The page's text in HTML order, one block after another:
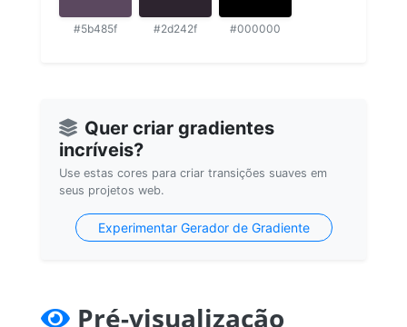
#5b485f #2d242f #000000
Quer criar gradientes
incríveis?
Use estas cores para criar transições suaves em
seus projetos web.
Experimentar Gerador de Gradiente
Pré-visualização